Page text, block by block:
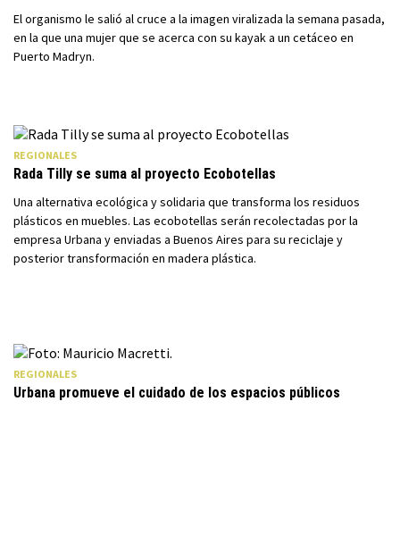
El organismo le salió al cruce a la imagen viralizada la semana pasada,
en la que una mujer que se acerca con su kayak a un cetáceo en
Puerto Madryn.
REGIONALES
Rada Tilly se suma al proyecto Ecobotellas
Una alternativa ecológica y solidaria que transforma los residuos
plásticos en muebles. Las ecobotellas serán recolectadas por la
empresa Urbana y enviadas a Buenos Aires para su reciclaje y
posterior transformación en madera plástica.
REGIONALES
Urbana promueve el cuidado de los espacios públicos